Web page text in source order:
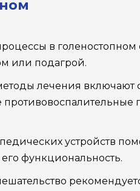
в голеностопном
или подагрой.
лечения включают
устройств
функциональность.